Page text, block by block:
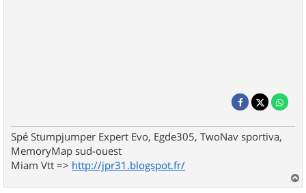
Spé Stumpjumper Expert Evo, Egde305, TwoNav sportiva,
MemoryMap sud-ouest
Miam Vtt => http://jpr31.blogspot.fr/
a